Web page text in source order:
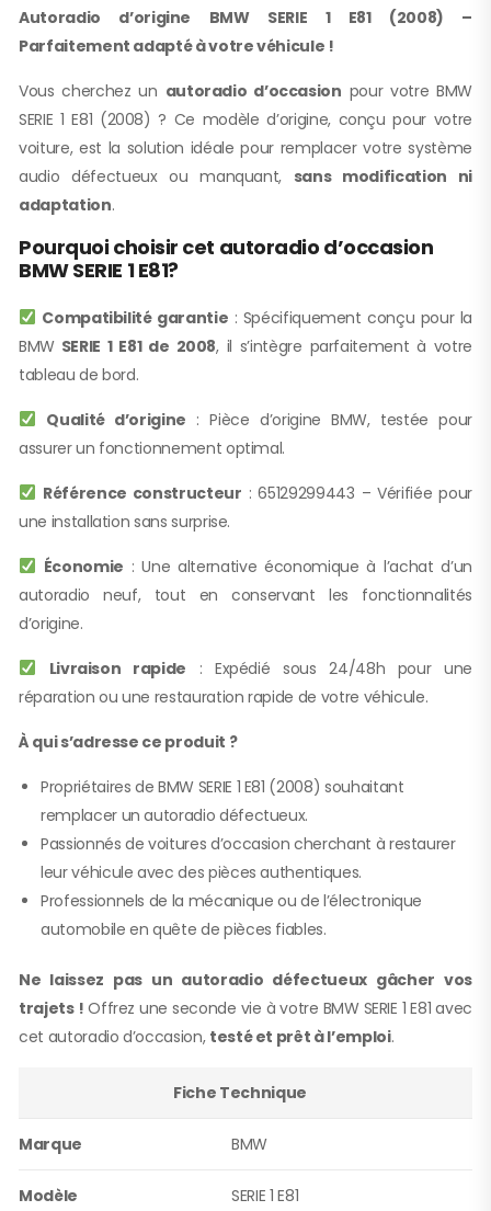
Autoradio d’origine BMW SERIE 1 E81 (2008) –
Parfaitement adapté à votre véhicule !
Vous cherchez un autoradio d’occasion pour votre BMW
SERIE 1 E81 (2008) ? Ce modèle d’origine, conçu pour votre
voiture, est la solution idéale pour remplacer votre système
audio défectueux ou manquant, sans modification ni
adaptation.
Pourquoi choisir cet autoradio d’occasion
BMW SERIE 1 E81?
Compatibilité garantie : Spécifiquement conçu pour la
BMWSERIE 1 E81 de 2008, il s’intègre parfaitement à votre
tableau de bord.
Qualité d’origine : Pièce d’origine BMW, testée pour
assurer un fonctionnement optimal.
Référence constructeur : 65129299443 – Vérifiée pour
une installation sans surprise.
Économie : Une alternative économique à l’achat d’un
autoradio neuf, tout en conservant les fonctionnalités
d’origine.
Livraison rapide : Expédié sous 24/48h pour une
réparation ou une restauration rapide de votre véhicule.
À qui s’adresse ce produit ?
Propriétaires de BMW SERIE 1 E81 (2008) souhaitant
remplacer un autoradio défectueux.
Passionnés de voitures d’occasion cherchant à restaurer
leur véhicule avec des pièces authentiques.
Professionnels de la mécanique ou de l’électronique
automobile en quête de pièces fiables.
Ne laissez pas un autoradio défectueux gâcher vos
trajets ! Offrez une seconde vie à votre BMW SERIE 1 E81 avec
cet autoradio d’occasion, testé et prêt à l’emploi.
Fiche Technique
Marque BMW
Modèle SERIE 1 E81